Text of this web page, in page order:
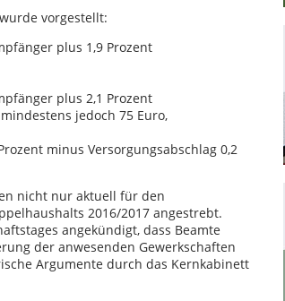
vorgestellt:
plus 1,9 Prozent
plus 2,1 Prozent
jedoch 75 Euro,
minus Versorgungsabschlag 0,2
nicht nur aktuell für den
2016/2017 angestrebt.
angekündigt, dass Beamte
der anwesenden Gewerkschaften
Argumente durch das Kernkabinett